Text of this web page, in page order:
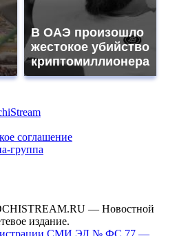
В ОАЭ произошло
жестокое убийство
криптомиллионера
соглашение
группа
— Новостной
издание.
СМИ ЭЛ № ФС 77 —